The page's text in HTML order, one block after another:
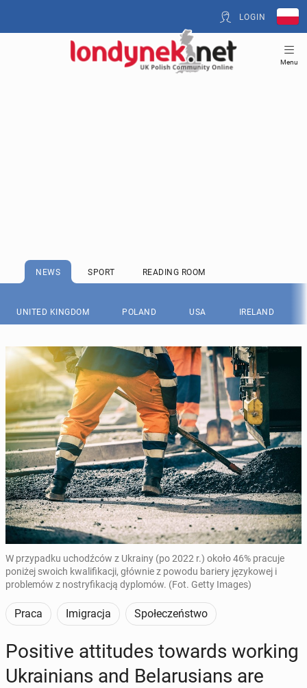
LOGIN
Menu
NEWS SPORT READING ROOM
UNITED KINGDOM POLAND USA IRELAND
W przypadku uchodźców z Ukrainy (po 2022 r.) około 46% pracuje
poniżej swoich kwalifikacji, głównie z powodu bariery językowej i
problemów z nostryfikacją dyplomów. (Fot. Getty Images)
Praca Imigracja Społeczeństwo
Pos­i­tive at­ti­tudes towards working
Ukraini­ans and Be­laru­sians are